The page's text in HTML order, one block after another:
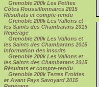
Grenoble 200k Les Petites
Côtes Roussillonnaires 2015
Résultats et compte-rendu
Grenoble 200k Les Vallons et
les Saints des Chambarans 2015
Repérage
Grenoble 200k Les Vallons et
les Saints des Chambarans 2015
Information des inscrits
Grenoble 200k Les Vallons et
les Saints des Chambarans 2015
Résultats et compte-rendu
Grenoble 200k Terres Froides
et Avant Pays Savoyard 2015